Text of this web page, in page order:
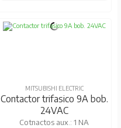
MITSUBISHI ELECTRIC
Contactor trifasico 9A bob.
24VAC
Cotnactos aux.: 1 NA